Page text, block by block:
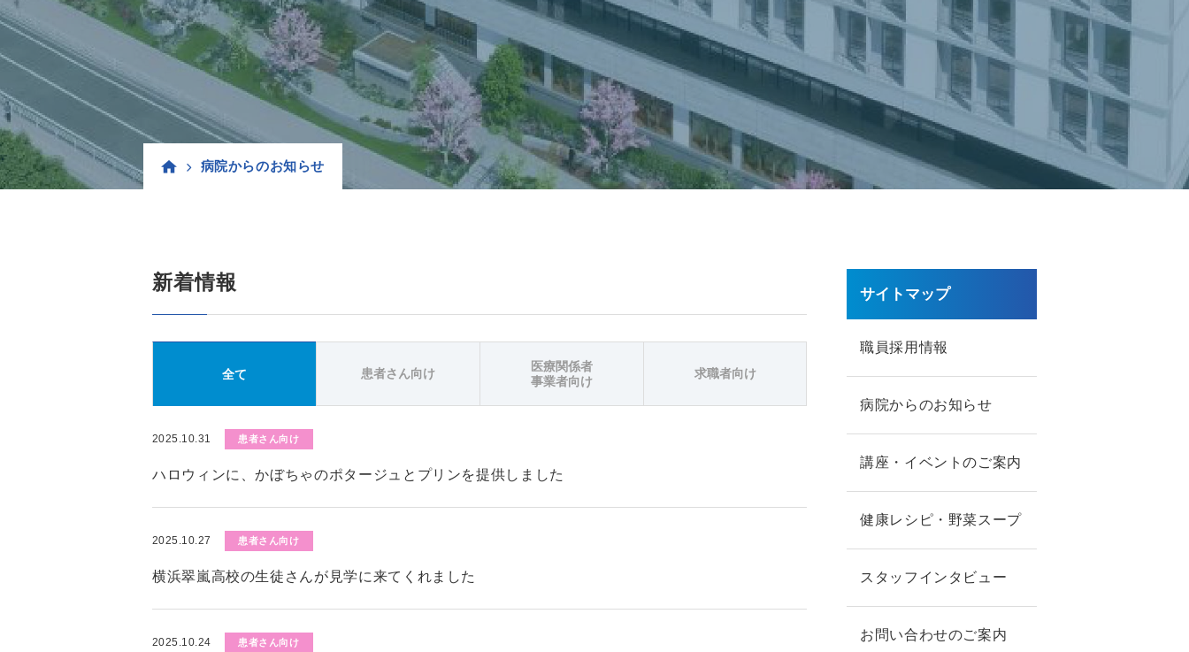
病院からのお知らせ
新着情報
全て 患者さん向け
医療関係者
事業者向け
求職者向け
2025.10.31 患者さん向け
ハロウィンに、かぼちゃのポタージュとプリンを提供しました
2025.10.27 患者さん向け
横浜翠嵐高校の生徒さんが見学に来てくれました
2025.10.24 患者さん向け
サイトマップ
職員採用情報
病院からのお知らせ
講座・イベントのご案内
健康レシピ・野菜スープ
スタッフインタビュー
お問い合わせのご案内